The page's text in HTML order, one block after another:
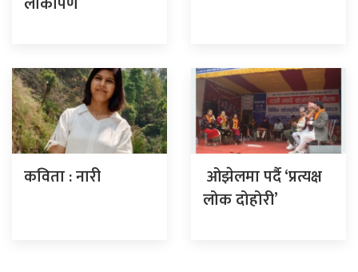
कविता : नारी
ओझेलमा पर्दै ‘प्रत्यक्ष
लोक दोहोरी’